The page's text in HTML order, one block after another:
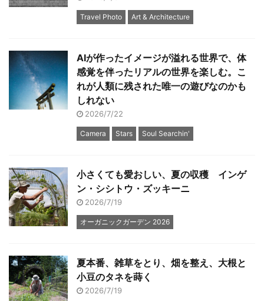
Travel Photo Art & Architecture
AIが作ったイメージが溢れる世界で、体
感覚を伴ったリアルの世界を楽しむ。こ
れが人類に残された唯一の遊びなのかも
しれない
2026/7/22
Camera Stars Soul Searchin'
小さくても愛おしい、夏の収穫 インゲ
ン・シシトウ・ズッキーニ
2026/7/19
オーガニックガーデン 2026
夏本番、雑草をとり、畑を整え、大根と
小豆のタネを蒔く
2026/7/19